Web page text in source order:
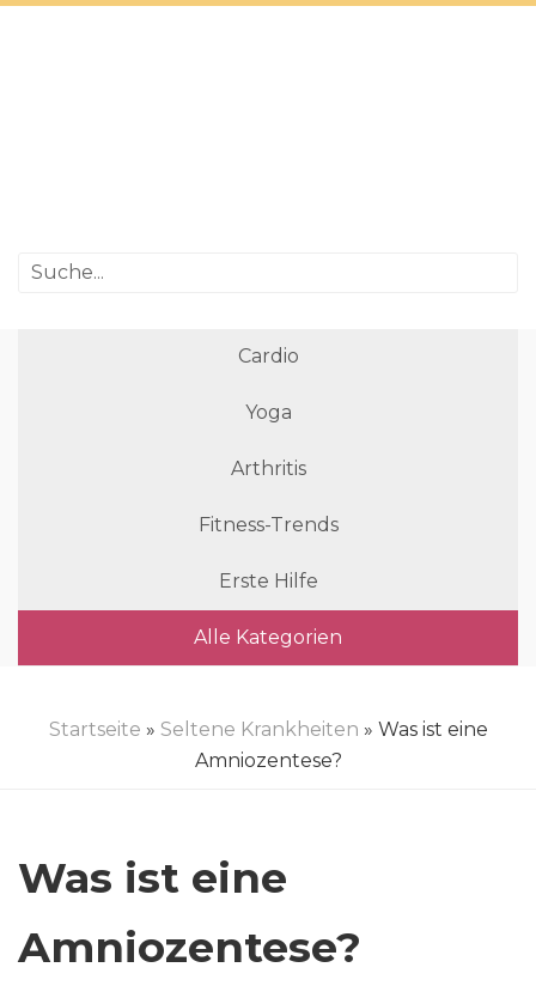
Cardio
Yoga
Arthritis
Fitness-Trends
Erste Hilfe
Alle Kategorien
Startseite » Seltene Krankheiten » Was ist eine
Amniozentese?
Was ist eine
Amniozentese?